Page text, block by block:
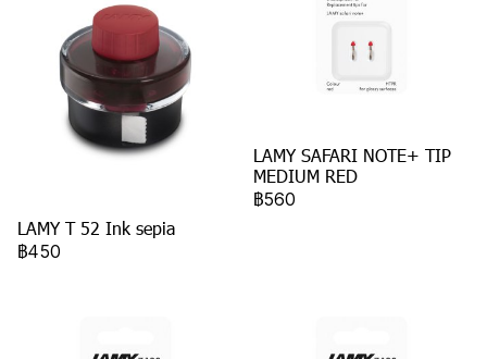
LAMY T 52 Ink sepia
฿450
LAMY SAFARI NOTE+ TIP
MEDIUM RED
฿560